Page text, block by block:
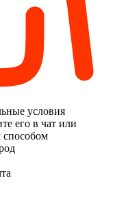
условия
его в чат или